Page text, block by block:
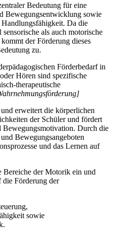
Bedeutung für eine
Bewegungsentwicklung sowie
Handlungsfähigkeit. Da die
als auch motorische
der Förderung dieses
zu.
Förderbedarf in
Hören sind spezifische
therapeutische
erweitert die körperlichen
der Schüler und fördert
Durch die
Bewegungsangeboten
und das Lernen auf
Bereiche der Motorik ein und
die Förderung der
sowie